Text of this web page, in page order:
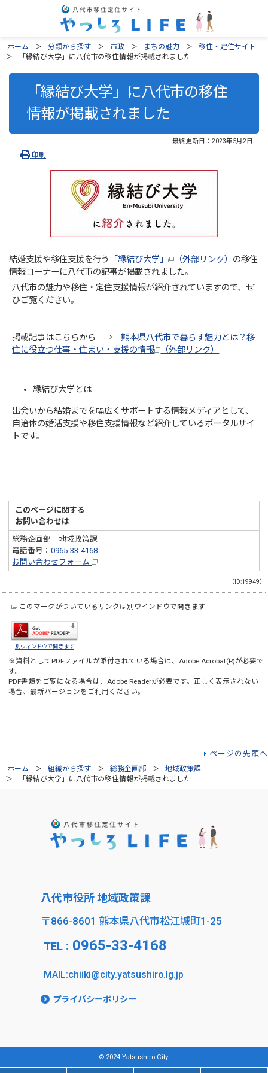
ホーム 分類から探す 市政 まちの魅力
移住・定住サイト
「縁結び大学」に八代市の移住情報が掲載されました
「縁結び大学」に八代市の移住
情報が掲載されました
最終更新日： 2023年5月2日
印刷
結婚支援や移住支援を行う 「縁結び大学」 （外部リンク） の移住
情報コーナーに八代市の記事が掲載されました。
八代市の魅力や移住・定住支援情報が紹介されていますので、ぜ
ひご覧ください。
掲載記事はこちらから →熊本県八代市で暮らす魅力とは？移
住に役立つ仕事・住まい・支援の情報
（外部リンク）
縁結び大学とは
出会いから結婚までを幅広くサポートする情報メディアとして、
自治体の婚活支援や移住支援情報など紹介しているポータルサイ
トです。
このページに関する
お問い合わせは
総務企画部 地域政策課
電話番号：0965-33-4168
お問い合わせフォーム
（ID:19949）
このマークがついているリンクは別ウインドウで開きます
別ウィンドウで開きます
※資料としてPDFファイルが添付されている場合は、 Adobe Acrobat(R)が必要で
す。
PDF書類をご覧になる場合は、 Adobe Readerが必要です。正しく表示されない
場合、最新バージョンをご利用ください。
ページの先頭へ
ホーム 組織から探す 総務企画部
地域政策課
「縁結び大学」に八代市の移住情報が掲載されました
八代市役所 地域政策課
〒866-8601 熊本県八代市松江城町1-25
TEL： 0965-33-4168
MAIL:chiiki@city.yatsushiro.lg.jp
プライバシーポリシー
© 2024 Yatsushiro City.